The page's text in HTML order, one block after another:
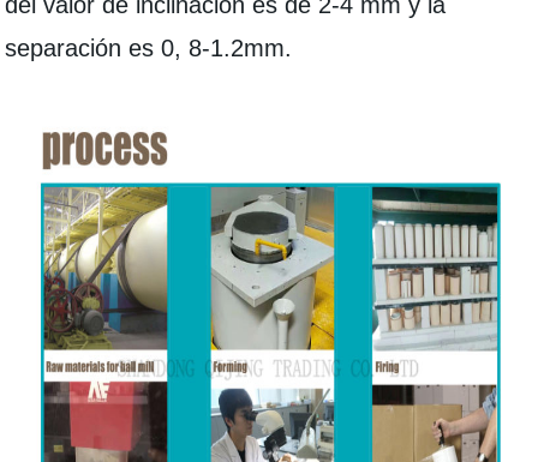
separación es 0, 8-1.2mm.